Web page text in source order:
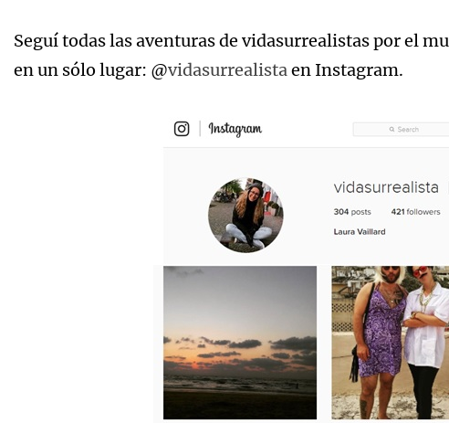
Seguí todas las aventuras de vidasurrealistas por el
en un sólo lugar: @vidasurrealistaen Instagram.